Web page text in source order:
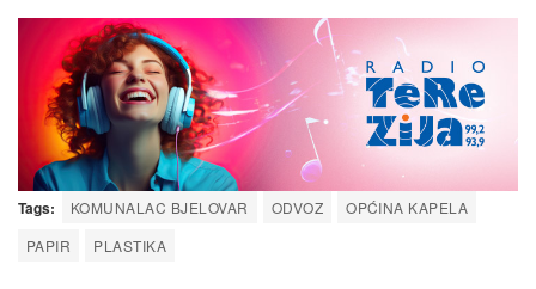
Tags: KOMUNALAC BJELOVAR ODVOZ
OPĆINA KAPELA
PAPIR
PLASTIKA